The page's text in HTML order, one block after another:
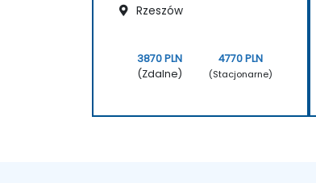
Rzeszów
3870 PLN
(Zdalne)
4770 PLN
(Stacjonarne)